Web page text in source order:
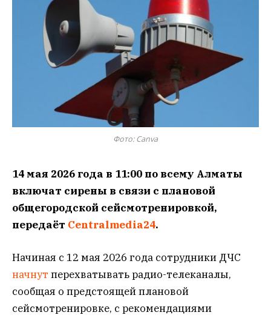
Фото: Canva
14 мая 2026 года в 11:00 по всему Алматы
включат сирены в связи с плановой
общегородской сейсмотренировкой,
передаёт Centralmedia24.
Начиная с 12 мая 2026 года сотрудники ДЧС
начнут перехватывать радио-телеканалы,
сообщая о предстоящей плановой
сейсмотренировке, с рекомендациями